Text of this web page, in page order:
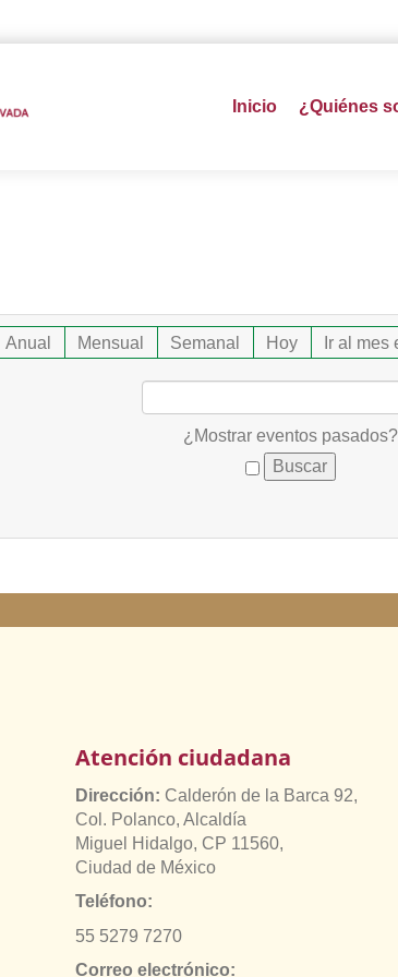
Inicio ¿Quiénes
Anual Mensual Semanal Hoy Ir al mes
¿Mostrar eventos pasados?
Atención ciudadana
Dirección: Calderón de la Barca 92,
Col. Polanco, Alcaldía
Miguel Hidalgo, CP 11560,
Ciudad de México
Teléfono:
55 5279 7270
Correo electrónico: